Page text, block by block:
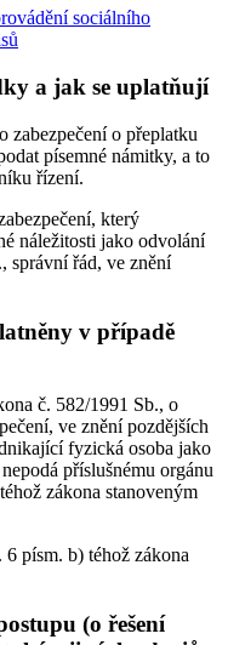
sociálního
a jak se uplatňují
zabezpečení o přeplatku
písemné námitky, a to
řízení.
který
náležitosti jako odvolání
správní řád, ve znění
v případě
č. 582/1991 Sb., o
ve znění pozdějších
fyzická osoba jako
příslušnému orgánu
zákona stanoveným
6 písm. b) téhož zákona
(o řešení